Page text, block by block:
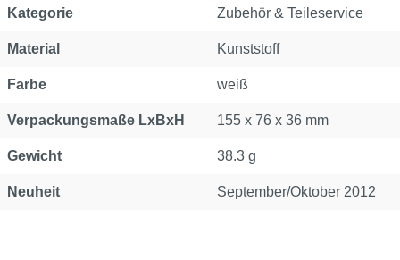
Kategorie Zubehör & Teileservice
Material Kunststoff
Farbe weiß
Verpackungsmaße LxBxH 155 x 76 x 36 mm
Gewicht 38.3 g
Neuheit September/Oktober 2012